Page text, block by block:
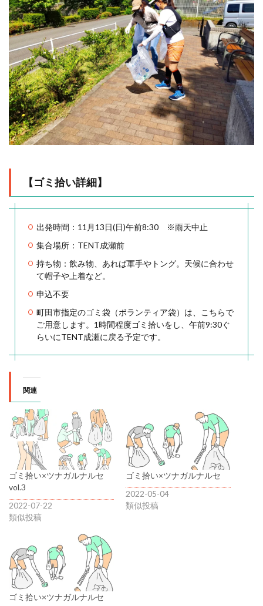
【ゴミ拾い詳細】
出発時間：11月13日(日)午前8:30 ※雨天中止
集合場所：TENT成瀬前
持ち物：飲み物、あれば軍手やトング。天候に合わせ
て帽子や上着など。
申込不要
町田市指定のゴミ袋（ボランティア袋）は、こちらで
ご用意します。1時間程度ゴミ拾いをし、午前9:30ぐ
らいにTENT成瀬に戻る予定です。
関連
ゴミ拾い×ツナガルナルセ
vol.3
2022-07-22
類似投稿
ゴミ拾い×ツナガルナルセ
2022-05-04
類似投稿
ゴミ拾い×ツナガルナルセ